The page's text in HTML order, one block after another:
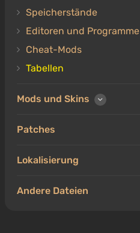
Speicherstände
Editoren und Programme
Cheat-Mods
Tabellen
Mods und Skins
Patches
Lokalisierung
Andere Dateien